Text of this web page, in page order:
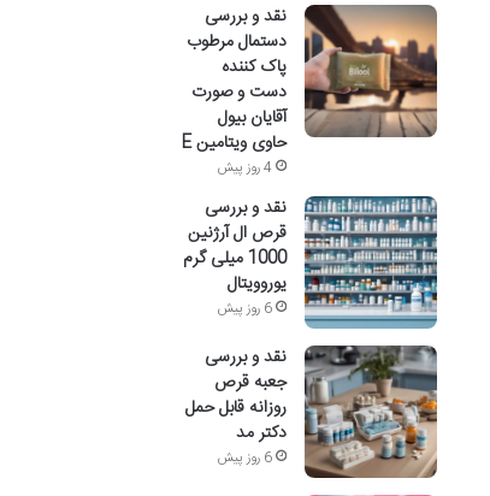
نقد و بررسی
دستمال مرطوب
پاک کننده
دست و صورت
آقایان بیول
حاوی ویتامین E
4 روز پیش
نقد و بررسی
قرص ال آرژنین
1000 میلی گرم
یوروویتال
6 روز پیش
نقد و بررسی
جعبه قرص
روزانه قابل حمل
دکتر مد
6 روز پیش